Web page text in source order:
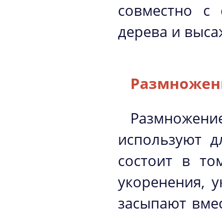
совместно с
дерева и
используют
состоит в
укоренения,
засыпают